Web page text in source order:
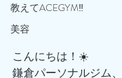
教えてACEGYM‼️
美容
こんにちは！☀️
鎌倉パーソナルジム、